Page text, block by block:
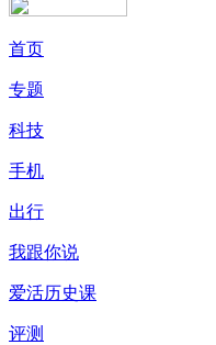
首页
专题
科技
手机
出行
我跟你说
爱活历史课
评测